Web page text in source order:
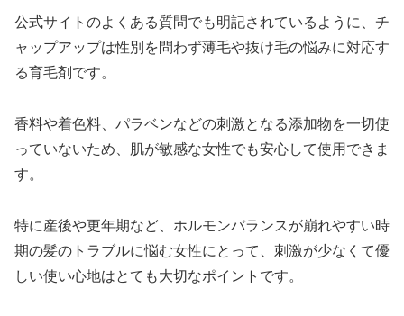
公式サイトのよくある質問でも明記されているように、チ
ャップアップは性別を問わず薄毛や抜け毛の悩みに対応す
る育毛剤です。
香料や着色料、パラベンなどの刺激となる添加物を一切使
っていないため、肌が敏感な女性でも安心して使用できま
す。
特に産後や更年期など、ホルモンバランスが崩れやすい時
期の髪のトラブルに悩む女性にとって、刺激が少なくて優
しい使い心地はとても大切なポイントです。